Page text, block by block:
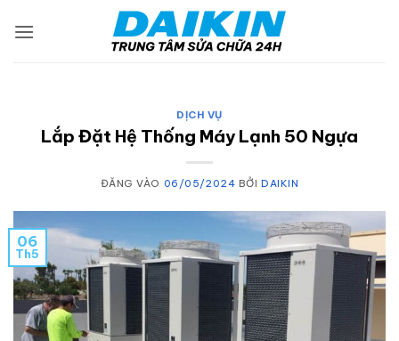
qua
DỊCH VỤ
Lắp Đặt Hệ Thống Máy Lạnh 50 Ngựa
ĐĂNG VÀO 06/05/2024 BỞIDAIKIN
06
Th5